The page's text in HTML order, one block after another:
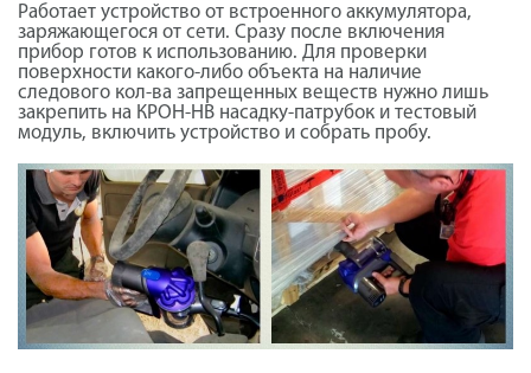
Работает устройство от встроенного аккумулятора,
заряжающегося от сети. Сразу после включения
прибор готов к использованию. Для проверки
поверхности какого-либо объекта на наличие
следового кол-ва запрещенных веществ нужно лишь
закрепить на КРОН-НВ насадку-патрубок и тестовый
модуль, включить устройство и собрать пробу.